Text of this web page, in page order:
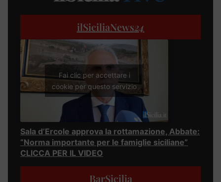
ilSiciliaNews24
Fai clic per accettare i
cookie per questo servizio
Sala d’Ercole approva la rottamazione, Abbate:
“Norma importante per le famiglie siciliane”
CLICCA PER IL VIDEO
BarSicilia